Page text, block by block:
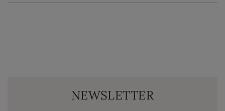
NEWSLETTER